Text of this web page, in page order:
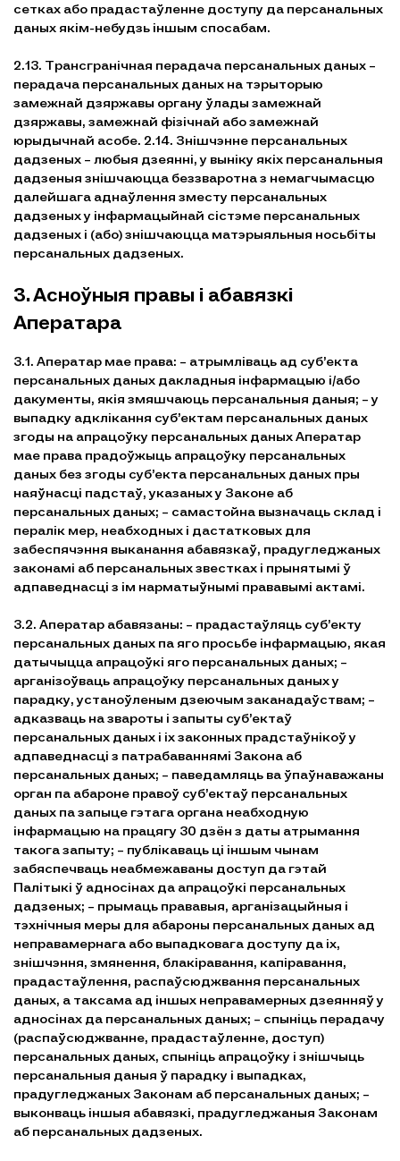
сетках або прадастаўленне доступу да персанальных
даных якім-небудзь іншым спосабам.
2.13. Трансгранічная перадача персанальных даных –
перадача персанальных даных на тэрыторыю
замежнай дзяржавы органу ўлады замежнай
дзяржавы, замежнай фізічнай або замежнай
юрыдычнай асобе. 2.14. Знішчэнне персанальных
дадзеных – любыя дзеянні, у выніку якіх персанальныя
дадзеныя знішчаюцца беззваротна з немагчымасцю
далейшага аднаўлення зместу персанальных
дадзеных у інфармацыйнай сістэме персанальных
дадзеных і (або) знішчаюцца матэрыяльныя носьбіты
персанальных дадзеных.
3. Асноўныя правы і абавязкі
Аператара
3.1. Аператар мае права: – атрымліваць ад суб’екта
персанальных даных дакладныя інфармацыю і/або
дакументы, якія змяшчаюць персанальныя даныя; – у
выпадку адклікання суб’ектам персанальных даных
згоды на апрацоўку персанальных даных Аператар
мае права прадоўжыць апрацоўку персанальных
даных без згоды суб’екта персанальных даных пры
наяўнасці падстаў, указаных у Законе аб
персанальных даных; – самастойна вызначаць склад і
пералік мер, неабходных і дастатковых для
забеспячэння выканання абавязкаў, прадугледжаных
законамі аб персанальных звестках і прынятымі ў
адпаведнасці з ім нарматыўнымі прававымі актамі.
3.2. Аператар абавязаны: – прадастаўляць суб’екту
персанальных даных па яго просьбе інфармацыю, якая
датычыцца апрацоўкі яго персанальных даных; –
арганізоўваць апрацоўку персанальных даных у
парадку, устаноўленым дзеючым заканадаўствам; –
адказваць на звароты і запыты суб’ектаў
персанальных даных і іх законных прадстаўнікоў у
адпаведнасці з патрабаваннямі Закона аб
персанальных даных; – паведамляць ва ўпаўнаважаны
орган па абароне правоў суб’ектаў персанальных
даных па запыце гэтага органа неабходную
інфармацыю на працягу 30 дзён з даты атрымання
такога запыту; – публікаваць ці іншым чынам
забяспечваць неабмежаваны доступ да гэтай
Палітыкі ў адносінах да апрацоўкі персанальных
дадзеных; – прымаць прававыя, арганізацыйныя і
тэхнічныя меры для абароны персанальных даных ад
неправамернага або выпадковага доступу да іх,
знішчэння, змянення, блакіравання, капіравання,
прадастаўлення, распаўсюджвання персанальных
даных, а таксама ад іншых неправамерных дзеянняў у
адносінах да персанальных даных; – спыніць перадачу
(распаўсюджванне, прадастаўленне, доступ)
персанальных даных, спыніць апрацоўку і знішчыць
персанальныя даныя ў парадку і выпадках,
прадугледжаных Законам аб персанальных даных; –
выконваць іншыя абавязкі, прадугледжаныя Законам
аб персанальных дадзеных.